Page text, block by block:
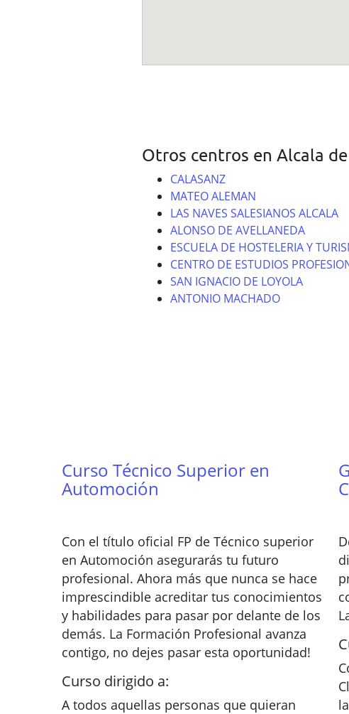
Otros centros en Alcala
CALASANZ
MATEO ALEMAN
LAS NAVES SALESIANOS ALCALA
ALONSO DE AVELLANEDA
ESCUELA DE HOSTELERIA Y
CENTRO DE ESTUDIOS
SAN IGNACIO DE LOYOLA
ANTONIO MACHADO
Curso Técnico Superior en
Automoción
Con el título oficial FP de Técnico superior
en Automoción asegurarás tu futuro
profesional. Ahora más que nunca se hace
imprescindible acreditar tus conocimientos
y habilidades para pasar por delante de los
demás. La Formación Profesional avanza
contigo, no dejes pasar esta oportunidad!
Curso dirigido a:
A todos aquellas personas que quieran